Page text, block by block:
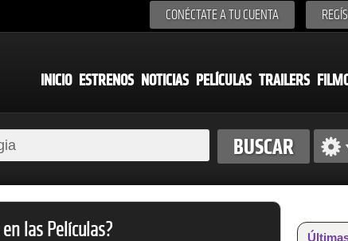
CONÉCTATE A TU CUENTA
INICIO ESTRENOS NOTICIAS PELÍCULAS TRAILERS
las Películas?